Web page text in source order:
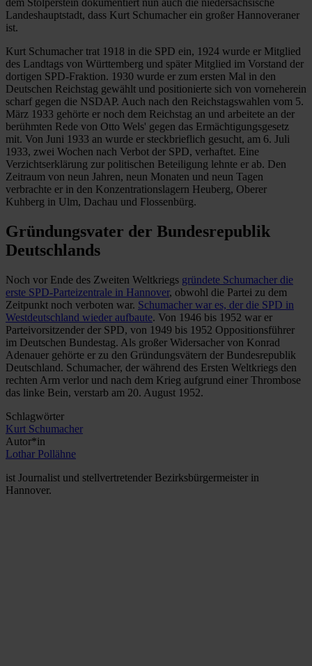
dem Stolperstein dokumentiert nun auch die niedersächsische
Landeshauptstadt, dass Kurt Schumacher ein großer Hannoveraner
ist.
Kurt Schumacher trat 1918 in die SPD ein, 1924 wurde er Mitglied
des Landtags von Württemberg und später Mitglied im Vorstand der
dortigen SPD-Fraktion. 1930 wurde er zum ersten Mal in den
Deutschen Reichstag gewählt und positionierte sich von vorneherein
scharf gegen die NSDAP. Auch nach den Reichstagswahlen vom 5.
März 1933 gehörte er noch dem Reichstag an und arbeitete an der
berühmten Rede von Otto Wels' gegen das Ermächtigungsgesetz
mit. Von Juni 1933 an wurde er steckbrieflich gesucht, am 6. Juli
1933, zwei Wochen nach Verbot der SPD, verhaftet. Eine
Verzichtserklärung zur politischen Beteiligung lehnte er ab. Den
Zeitraum von neun Jahren, neun Monaten und neun Tagen
verbrachte er in den Konzentrationslagern Heuberg, Oberer
Kuhberg in Ulm, Dachau und Flossenbürg.
Gründungsvater der Bundesrepublik
Deutschlands
Noch vor Ende des Zweiten Weltkriegs gründete Schumacher die
erste SPD-Parteizentrale in Hannover, obwohl die Partei zu dem
Zeitpunkt noch verboten war. Schumacher war es, der die SPD in
Westdeutschland wieder aufbaute. Von 1946 bis 1952 war er
Parteivorsitzender der SPD, von 1949 bis 1952 Oppositionsführer
im Deutschen Bundestag. Als großer Widersacher von Konrad
Adenauer gehörte er zu den Gründungsvätern der Bundesrepublik
Deutschland. Schumacher, der während des Ersten Weltkriegs den
rechten Arm verlor und nach dem Krieg aufgrund einer Thrombose
das linke Bein, verstarb am 20. August 1952.
Schlagwörter
Kurt Schumacher
Autor*in
Lothar Pollähne
ist Journalist und stellvertretender Bezirksbürgermeister in
Hannover.